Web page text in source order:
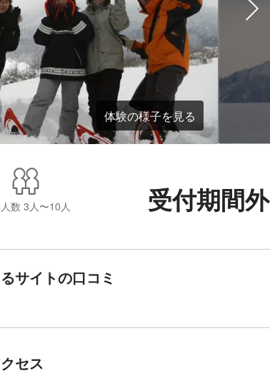
体験の様子を見る
数 3人〜10人 受付期間外
サイトの口コミ
セス